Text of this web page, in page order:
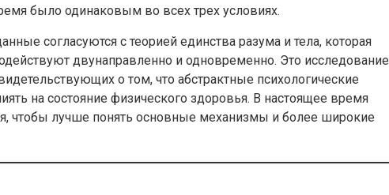
было одинаковым во всех трех условиях.
согласуются с теорией единства разума и тела, которая
двунаправленно и одновременно. Это исследование
о том, что абстрактные психологические
на состояние физического здоровья. В настоящее время
чтобы лучше понять основные механизмы и более широкие